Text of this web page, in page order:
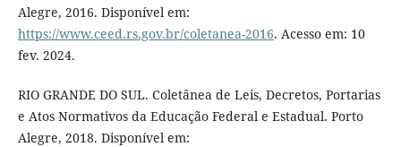
Alegre, 2016. Disponível em:
https://www.ceed.rs.gov.br/coletanea-2016. Acesso em: 10
fev. 2024.
RIO GRANDE DO SUL. Coletânea de Leis, Decretos, Portarias
e Atos Normativos da Educação Federal e Estadual. Porto
Alegre, 2018. Disponível em: